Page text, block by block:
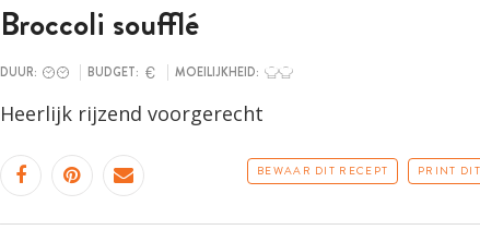
Broccoli soufflé
DUUR: BUDGET: MOEILIJKHEID:
Heerlijk rijzend voorgerecht
BEWAAR DIT RECEPT PRINT